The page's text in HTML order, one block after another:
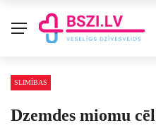
SLIMĪBAS
Dzemdes miomu